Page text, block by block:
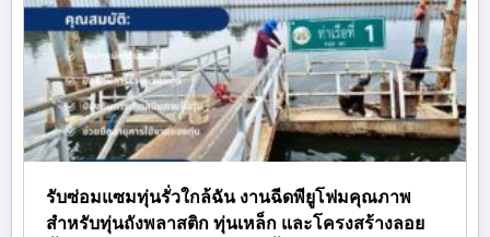
รับซ่อมแซมทุ่นรั่วใกล้ฉัน งานฉีดพียูโฟมคุณภาพ
สำหรับทุ่นถังพลาสติก ทุ่นเหล็ก และโครงสร้างลอย